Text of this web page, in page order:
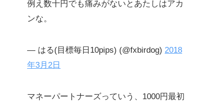
例え数十円でも痛みがないとあたしはアカ
ンな。
— はる(目標毎日10pips) (@fxbirdog) 2018
年3月2日
マネーパートナーズっていう、1000円最初